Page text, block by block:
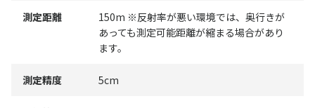
測定距離
150m ※反射率が悪い環境では、奥行きが
あっても測定可能距離が縮まる場合があり
ます。
測定精度 5cm